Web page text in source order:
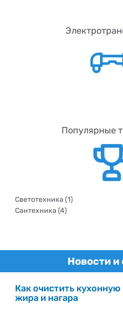
Популярные
Светотехника (1)
Сантехника (4)
Новости и
Как очистить кухонную
жира и нагара